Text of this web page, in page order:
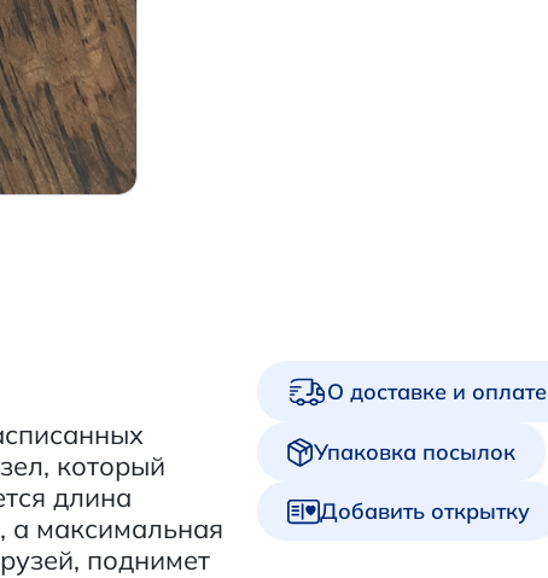
который
длина
максимальная
поднимет
О доставке и оплате
Упаковка посылок
Добавить открытку